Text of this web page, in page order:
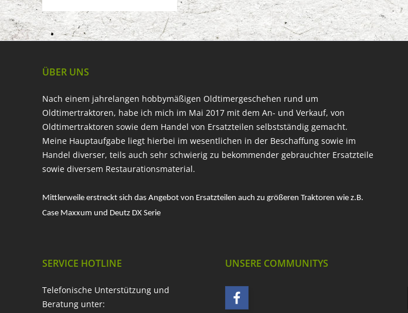
ÜBER UNS
Nach einem jahrelangen hobbymäßigen Oldtimergeschehen rund um
Oldtimertraktoren, habe ich mich im Mai 2017 mit dem An- und Verkauf, von
Oldtimertraktoren sowie dem Handel von Ersatzteilen selbstständig gemacht.
Meine Hauptaufgabe liegt hierbei im wesentlichen in der Beschaffung sowie im
Handel diverser, teils auch sehr schwierig zu bekommender gebrauchter Ersatzteile
sowie diversem Restaurationsmaterial.
Mittlerweile erstreckt sich das Angebot von Ersatzteilen auch zu größeren Traktoren wie z.B.
Case Maxxum und Deutz DX Serie
SERVICE HOTLINE
Telefonische Unterstützung und
Beratung unter:
UNSERE COMMUNITYS